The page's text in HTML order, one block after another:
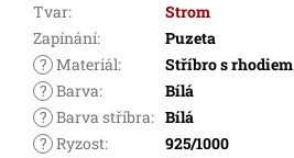
Tvar:
Strom
Zapínání:
Puzeta
? Materiál:
Stříbro s rhodiem
? Barva:
Bílá
? Barva stříbra: Bílá
? Ryzost:
925/1000